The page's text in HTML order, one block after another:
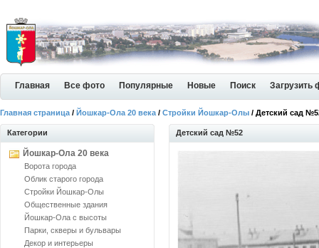
Главная Все фото Популярные Новые Поиск Загрузить
Главная страница / Йошкар-Ола 20 века / Стройки Йошкар-Олы / Детский сад
Категории
Йошкар-Ола 20 века
Ворота города
Облик старого города
Стройки Йошкар-Олы
Общественные здания
Йошкар-Ола с высоты
Парки, скверы и бульвары
Декор и интерьеры
Детский сад №52